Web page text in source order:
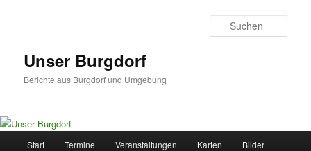
Unser Burgdorf
Berichte aus Burgdorf und Umgebung
Start Termine Veranstaltungen Karten Bilder